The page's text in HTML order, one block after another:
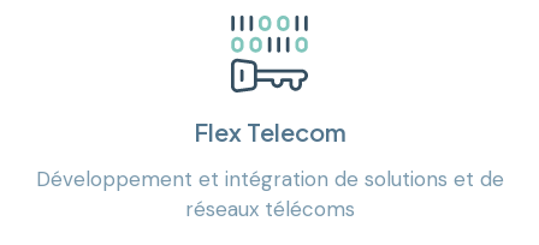
Flex Telecom
Développement et intégration de solutions et de
réseaux télécoms